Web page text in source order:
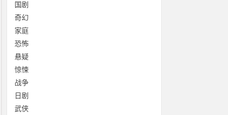
国剧
奇幻
家庭
恐怖
悬疑
惊悚
战争
日剧
武侠